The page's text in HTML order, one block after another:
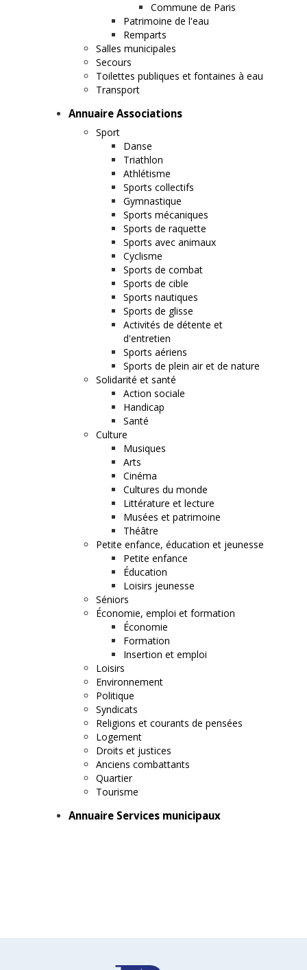
Commune de Paris
Patrimoine de l'eau
Remparts
Salles municipales
Secours
Toilettes publiques et fontaines à eau
Transport
Annuaire Associations
Sport
Danse
Triathlon
Athlétisme
Sports collectifs
Gymnastique
Sports mécaniques
Sports de raquette
Sports avec animaux
Cyclisme
Sports de combat
Sports de cible
Sports nautiques
Sports de glisse
Activités de détente et
d'entretien
Sports aériens
Sports de plein air et de nature
Solidarité et santé
Action sociale
Handicap
Santé
Culture
Musiques
Arts
Cinéma
Cultures du monde
Littérature et lecture
Musées et patrimoine
Théâtre
Petite enfance, éducation et jeunesse
Petite enfance
Éducation
Loisirs jeunesse
Séniors
Économie, emploi et formation
Économie
Formation
Insertion et emploi
Loisirs
Environnement
Politique
Syndicats
Religions et courants de pensées
Logement
Droits et justices
Anciens combattants
Quartier
Tourisme
Annuaire Services municipaux